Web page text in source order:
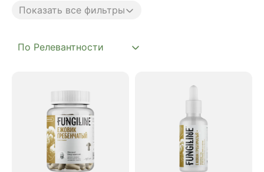
Показать все фильтры
Mushroom
Акция
Антипаразит
Антистресс